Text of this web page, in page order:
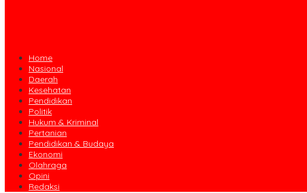
Home
Nasional
Daerah
Kesehatan
Pendidikan
Politik
Hukum & Kriminal
Pertanian
Pendidikan & Budaya
Ekonomi
Olahraga
Opini
Redaksi